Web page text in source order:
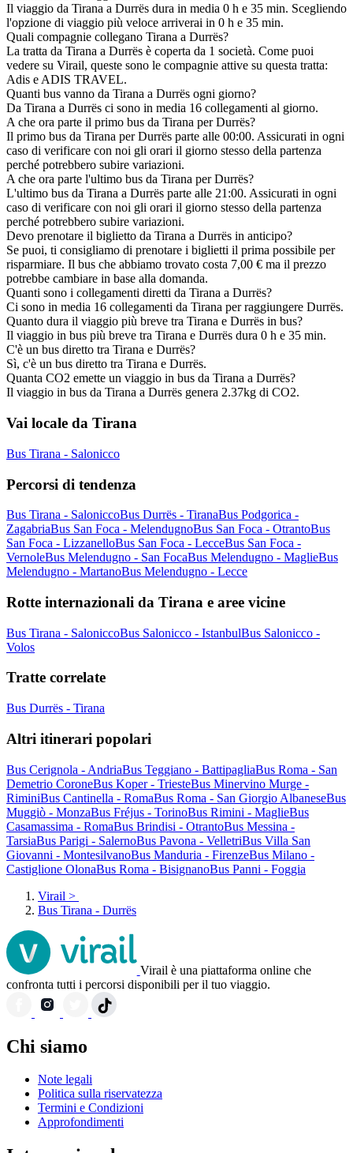
Il viaggio da Tirana a Durrës dura in media 0 h e 35 min. Scegliendo
l'opzione di viaggio più veloce arriverai in 0 h e 35 min.
Quali compagnie collegano Tirana a Durrës?
La tratta da Tirana a Durrës è coperta da 1 società. Come puoi
vedere su Virail, queste sono le compagnie attive su questa tratta:
Adis e ADIS TRAVEL.
Quanti bus vanno da Tirana a Durrës ogni giorno?
Da Tirana a Durrës ci sono in media 16 collegamenti al giorno.
A che ora parte il primo bus da Tirana per Durrës?
Il primo bus da Tirana per Durrës parte alle 00:00. Assicurati in ogni
caso di verificare con noi gli orari il giorno stesso della partenza
perché potrebbero subire variazioni.
A che ora parte l'ultimo bus da Tirana per Durrës?
L'ultimo bus da Tirana a Durrës parte alle 21:00. Assicurati in ogni
caso di verificare con noi gli orari il giorno stesso della partenza
perché potrebbero subire variazioni.
Devo prenotare il biglietto da Tirana a Durrës in anticipo?
Se puoi, ti consigliamo di prenotare i biglietti il prima possibile per
risparmiare. Il bus che abbiamo trovato costa 7,00 € ma il prezzo
potrebbe cambiare in base alla domanda.
Quanti sono i collegamenti diretti da Tirana a Durrës?
Ci sono in media 16 collegamenti da Tirana per raggiungere Durrës.
Quanto dura il viaggio più breve tra Tirana e Durrës in bus?
Il viaggio in bus più breve tra Tirana e Durrës dura 0 h e 35 min.
C'è un bus diretto tra Tirana e Durrës?
Sì, c'è un bus diretto tra Tirana e Durrës.
Quanta CO2 emette un viaggio in bus da Tirana a Durrës?
Il viaggio in bus da Tirana a Durrës genera 2.37kg di CO2.
Vai locale da Tirana
Bus Tirana - Salonicco
Percorsi di tendenza
Bus Tirana - SaloniccoBus Durrës - TiranaBus Podgorica -
ZagabriaBus San Foca - MelendugnoBus San Foca - OtrantoBus
San Foca - LizzanelloBus San Foca - LecceBus San Foca -
VernoleBus Melendugno - San FocaBus Melendugno - MaglieBus
Melendugno - MartanoBus Melendugno - Lecce
Rotte internazionali da Tirana e aree vicine
Bus Tirana - SaloniccoBus Salonicco - IstanbulBus Salonicco -
Volos
Tratte correlate
Bus Durrës - Tirana
Altri itinerari popolari
Bus Cerignola - AndriaBus Teggiano - BattipagliaBus Roma - San
Demetrio CoroneBus Koper - TriesteBus Minervino Murge -
RiminiBus Cantinella - RomaBus Roma - San Giorgio AlbaneseBus
Muggiò - MonzaBus Fréjus - TorinoBus Rimini - MaglieBus
Casamassima - RomaBus Brindisi - OtrantoBus Messina -
TarsiaBus Parigi - SalernoBus Pavona - VelletriBus Villa San
Giovanni - MontesilvanoBus Manduria - FirenzeBus Milano -
Castiglione OlonaBus Roma - BisignanoBus Panni - Foggia
Virail >
Bus Tirana - Durrës
Virail è una piattaforma online che
confronta tutti i percorsi disponibili per il tuo viaggio.
Chi siamo
Note legali
Politica sulla riservatezza
Termini e Condizioni
Approfondimenti